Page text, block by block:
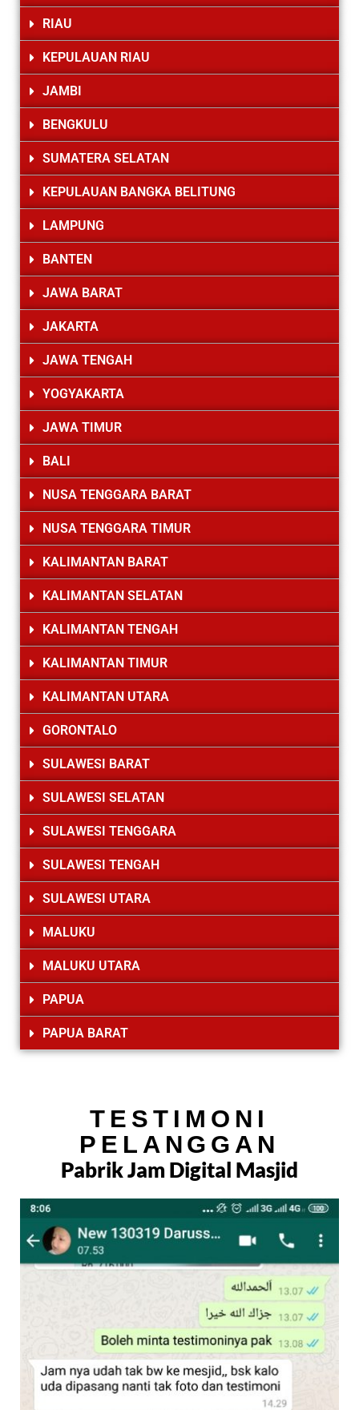
RIAU
KEPULAUAN RIAU
JAMBI
BENGKULU
SUMATERA SELATAN
KEPULAUAN BANGKA BELITUNG
LAMPUNG
BANTEN
JAWA BARAT
JAKARTA
JAWA TENGAH
YOGYAKARTA
JAWA TIMUR
BALI
NUSA TENGGARA BARAT
NUSA TENGGARA TIMUR
KALIMANTAN BARAT
KALIMANTAN SELATAN
KALIMANTAN TENGAH
KALIMANTAN TIMUR
KALIMANTAN UTARA
GORONTALO
SULAWESI BARAT
SULAWESI SELATAN
SULAWESI TENGGARA
SULAWESI TENGAH
SULAWESI UTARA
MALUKU
MALUKU UTARA
PAPUA
PAPUA BARAT
TESTIMONI
PELANGGAN
Pabrik Jam Digital Masjid